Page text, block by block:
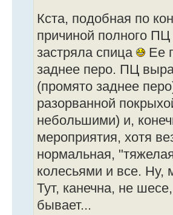
Кста, подобная по
причиной полного
застряла спица
Ее
заднее перо. ПЦ
(промято заднее
разорванной
небольшими) и,
мероприятия, хотя
нормальная,
колесьями и все. Ну,
Тут, канечна, не
бывает...